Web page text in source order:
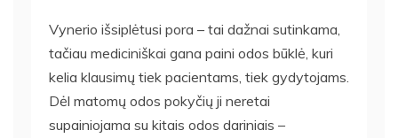
Vynerio išsiplėtusi pora – tai dažnai sutinkama,
tačiau mediciniškai gana paini odos būklė, kuri
kelia klausimų tiek pacientams, tiek gydytojams.
Dėl matomų odos pokyčių ji neretai
supainiojama su kitais odos dariniais –